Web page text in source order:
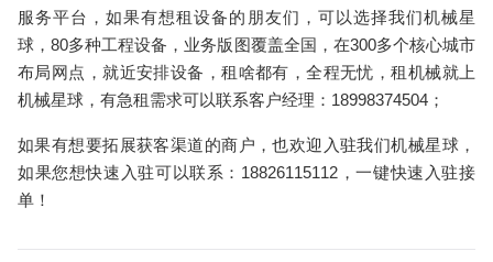
服务平台，如果有想租设备的朋友们，可以选择我们机械星
球，80多种工程设备，业务版图覆盖全国，在300多个核心城市
布局网点，就近安排设备，租啥都有，全程无忧，租机械就上
机械星球，有急租需求可以联系客户经理：18998374504；
如果有想要拓展获客渠道的商户，也欢迎入驻我们机械星球，
如果您想快速入驻可以联系：18826115112，一键快速入驻接
单！